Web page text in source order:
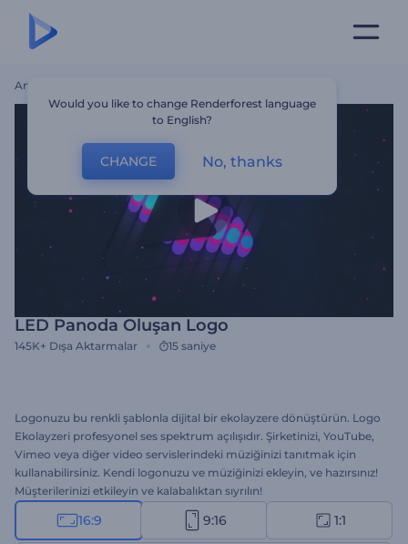
Ana Sayfa
LED Panoda Oluşan Logo
145K+ Dışa Aktarmalar 15 saniye
Logonuzu bu renkli şablonla dijital bir ekolayzere dönüştürün. Logo
Ekolayzeri profesyonel ses spektrum açılışıdır. Şirketinizi, YouTube,
Vimeo veya diğer video servislerindeki müziğinizi tanıtmak için
kullanabilirsiniz. Kendi logonuzu ve müziğinizi ekleyin, ve hazırsınız!
Müşterilerinizi etkileyin ve kalabalıktan sıyrılın!
16:9 9:16 1:1
Would you like to change Renderforest language
to English?
CHANGE No, thanks